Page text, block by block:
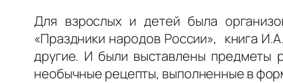
Для взрослых и детей была
«Праздники народов России», книга
другие. И были выставлены предметы
необычные рецепты, выполненные в